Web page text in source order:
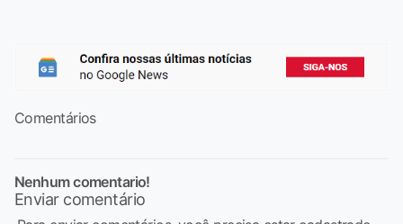
Comentários
Nenhum comentario!
Enviar comentário